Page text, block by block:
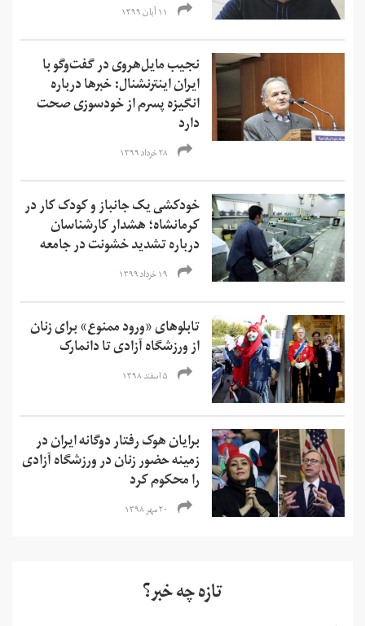
۱۱ آبان ۱۳۹۹
نجیب مایل‌هروی در گفت‌وگو با
ایران اینترنشنال: خبرها درباره
انگیزه پسرم از خودسوزی صحت
دارد
۲۸ خرداد ۱۳۹۹
خودکشی یک جانباز و کودک کار در
کرمانشاه؛‌ هشدار کارشناسان
درباره تشدید خشونت در جامعه
۱۹ خرداد ۱۳۹۹
تابلوهای «ورود ممنوع» برای زنان
از ورزشگاه آزادی تا دانمارک
۵ اسفند ۱۳۹۸
برایان هوک رفتار دوگانه ایران در
زمینه حضور زنان در ورزشگاه آزادی
را محکوم کرد
۲۰ مهر ۱۳۹۸
تازه چه خبر؟